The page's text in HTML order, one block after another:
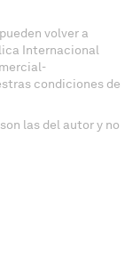
volver a
Internacional
condiciones de
las del autor y no